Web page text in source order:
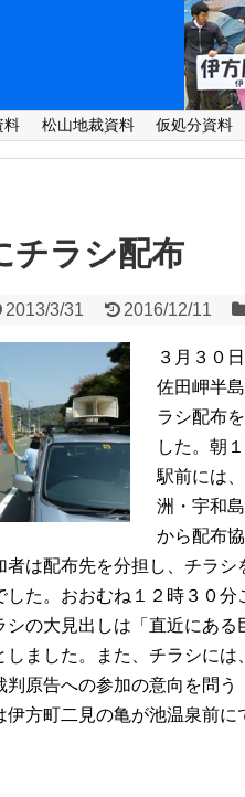
料 松山地裁資料 仮処分資料
チラシ配布
2013/3/31 2016/12/11
３月３０
佐田岬半
ラシ配布
した。朝
駅前には
洲・宇和
から配布
は配布先を分担し、チラシ
た。おおむね１２時３０分
の大見出しは「直近にある
ました。また、チラシには
原告への参加の意向を問う
方町二見の亀が池温泉前に